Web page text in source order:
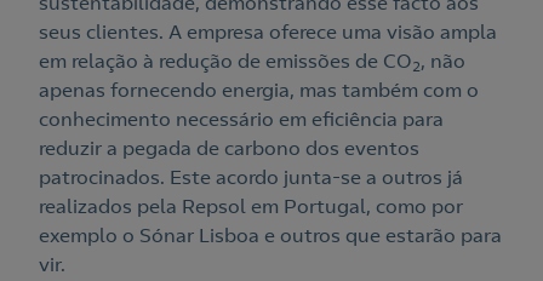
seus clientes. A empresa oferece uma visão ampla
em relação à redução de emissões de CO2, não
apenas fornecendo energia, mas também com o
conhecimento necessário em eficiência para
reduzir a pegada de carbono dos eventos
patrocinados. Este acordo junta-se a outros já
realizados pela Repsol em Portugal, como por
exemplo o Sónar Lisboa e outros que estarão para
vir.